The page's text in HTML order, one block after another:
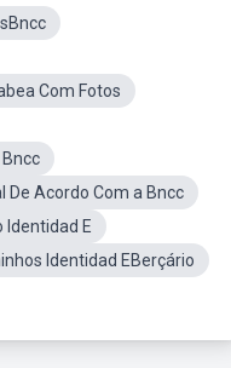
Com Fotos
De Acordo Com a Bncc
Identidad E
Identidad EBerçário